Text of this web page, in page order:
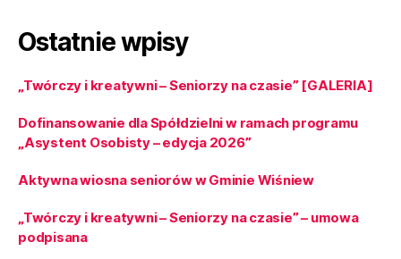
Ostatnie wpisy
„Twórczy i kreatywni – Seniorzy na czasie” [GALERIA]
Dofinansowanie dla Spółdzielni w ramach programu
„Asystent Osobisty – edycja 2026”
Aktywna wiosna seniorów w Gminie Wiśniew
„Twórczy i kreatywni – Seniorzy na czasie” – umowa
podpisana